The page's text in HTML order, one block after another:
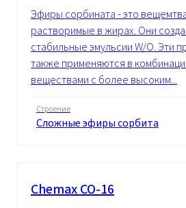
Эфиры сорбината - это
растворимые в жирах. Они
стабильные эмульсии W/O. Эти
также применяются в
веществами с более высоким...
Строение
Сложные эфиры сорбита
Chemax CO-16